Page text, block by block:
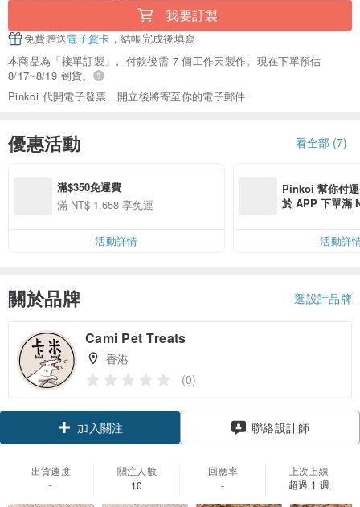
我要訂製
免費贈送電子賀卡 ，結帳完成後填寫
本商品為「接單訂製」。付款後需 7 個工作天製作。現在下單預估
8/17~8/19 到貨。
Pinkoi 代開電子發票，開立後將寄至你的電子郵件
優惠活動 看全部 (7)
滿$350免運費
滿 NT$ 1,658 享免運
活動詳情
Pinkoi 幫你付
於 APP 下單滿
活動詳
關於品牌 逛設計品牌
Cami Pet Treats
香港
(0)
加入關注 聯絡設計師
出貨速度
-
關注人數
10
回應率
-
上次上線
超過 1 週